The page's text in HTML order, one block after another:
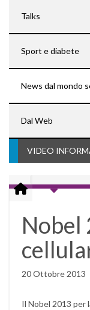
Talks
Sport e diabete
News dal mondo
Dal Web
VIDEO
Nobel
20 Ottobre 2013
Il Nobel 2013 per